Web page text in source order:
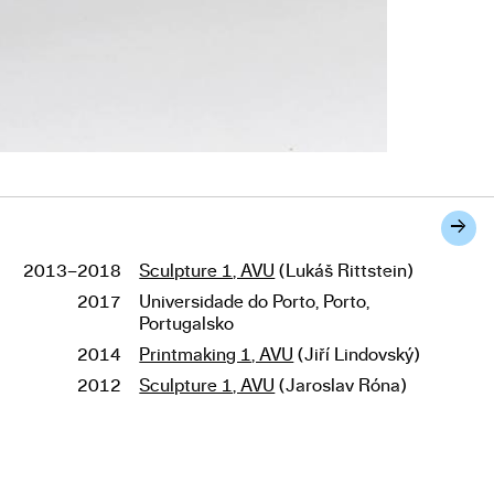
→
Studies
2013–2018 Sculpture 1, AVU (Lukáš Rittstein)
2017
Universidade do Porto, Porto,
Portugalsko
2014
Printmaking 1, AVU (Jiří Lindovský)
2012
Sculpture 1, AVU (Jaroslav Róna)